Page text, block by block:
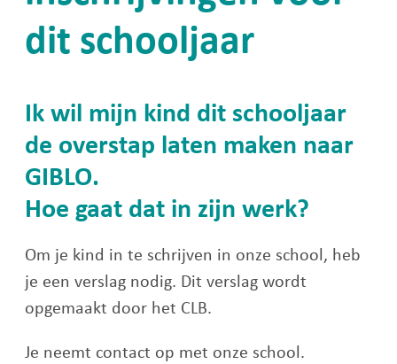
dit schooljaar
Ik wil mijn kind dit schooljaar
de overstap laten maken naar
GIBLO.
Hoe gaat dat in zijn werk?
Om je kind in te schrijven in onze school, heb
je een verslag nodig. Dit verslag wordt
opgemaakt door het CLB.
Je neemt contact op met onze school.